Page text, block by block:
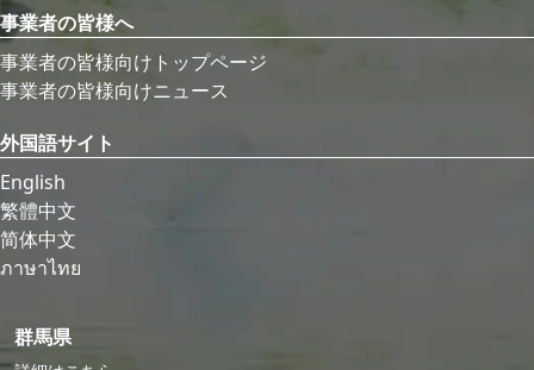
事業者の皆様へ
事業者の皆様向けトップページ
事業者の皆様向けニュース
外国語サイト
English
繁體中文
简体中文
ภาษาไทย
群馬県